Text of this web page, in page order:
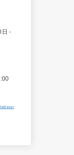
日 -